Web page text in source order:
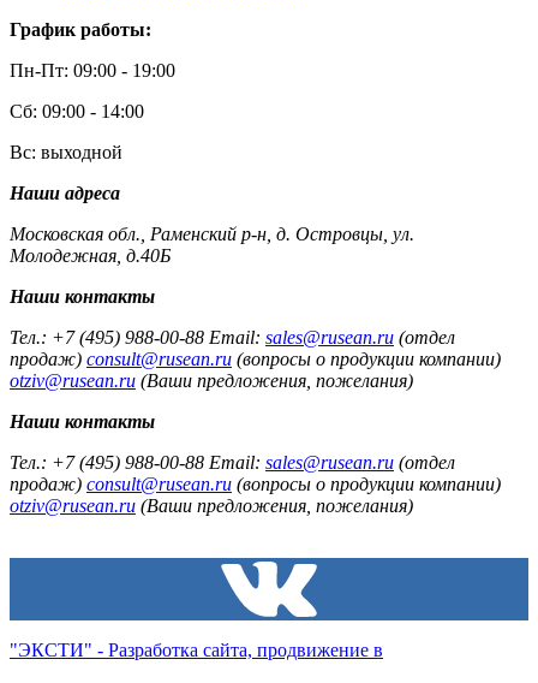
График работы:
Пн-Пт: 09:00 - 19:00
Сб: 09:00 - 14:00
Вс: выходной
Наши адреса
Московская обл., Раменский р-н, д. Островцы, ул.
Молодежная, д.40Б
Наши контакты
Тел.: +7 (495) 988-00-88 Email: sales@rusean.ru (отдел
продаж) consult@rusean.ru (вопросы о продукции компании)
otziv@rusean.ru (Ваши предложения, пожелания)
Наши контакты
Тел.: +7 (495) 988-00-88 Email: sales@rusean.ru (отдел
продаж) consult@rusean.ru (вопросы о продукции компании)
otziv@rusean.ru (Ваши предложения, пожелания)
"ЭКСТИ" - Разработка сайта, продвижение в